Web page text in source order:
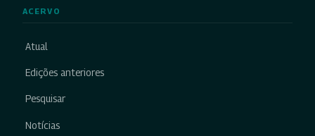
ACERVO
Atual
Edições anteriores
Pesquisar
Notícias